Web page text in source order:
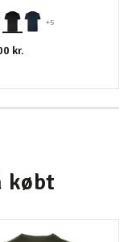
+5
kr.
købt